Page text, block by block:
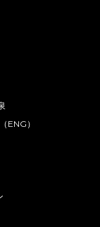
ENG）